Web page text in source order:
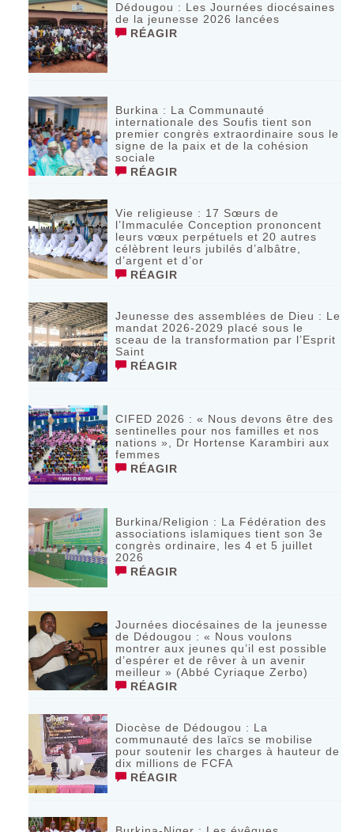
Dédougou : Les Journées diocésaines
de la jeunesse 2026 lancées
RÉAGIR
‎Burkina : La Communauté
internationale des Soufis tient son
premier congrès extraordinaire sous le
signe de la paix et de la cohésion
sociale
RÉAGIR
Vie religieuse : 17 Sœurs de
l’Immaculée Conception prononcent
leurs vœux perpétuels et 20 autres
célèbrent leurs jubilés d’albâtre,
d’argent et d’or
RÉAGIR
Jeunesse des assemblées de Dieu : Le
mandat 2026-2029 placé sous le
sceau de la transformation par l’Esprit
Saint
RÉAGIR
CIFED 2026 : « Nous devons être des
sentinelles pour nos familles et nos
nations », Dr Hortense Karambiri aux
femmes
RÉAGIR
Burkina/Religion : La Fédération des
associations islamiques tient son 3e
congrès ordinaire, les 4 et 5 juillet
2026
RÉAGIR
Journées diocésaines de la jeunesse
de Dédougou : « Nous voulons
montrer aux jeunes qu’il est possible
d’espérer et de rêver à un avenir
meilleur » (Abbé Cyriaque Zerbo)
RÉAGIR
Diocèse de Dédougou : La
communauté des laïcs se mobilise
pour soutenir les charges à hauteur de
dix millions de FCFA
RÉAGIR